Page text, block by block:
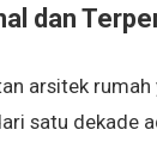
dan
arsitek rumah
satu dekade